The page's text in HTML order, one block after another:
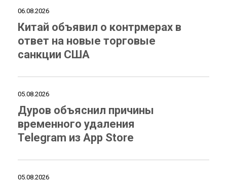
06.08.2026
Китай объявил о контрмерах в
ответ на новые торговые
санкции США
05.08.2026
Дуров объяснил причины
временного удаления
Telegram из App Store
05.08.2026